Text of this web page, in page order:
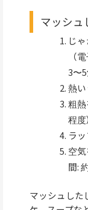
マッシュ
じ
（
3〜5
熱い
粗
程度
ラ
空
間:
マッシュした